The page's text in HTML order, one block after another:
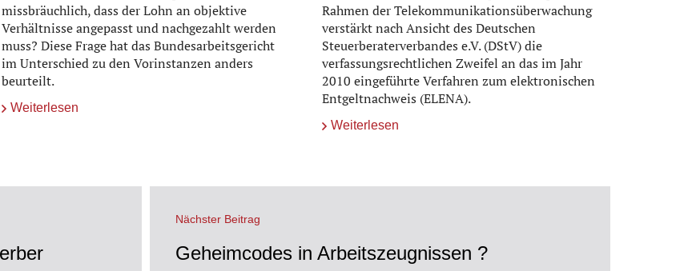
missbräuchlich, dass der Lohn an objektive
Verhältnisse angepasst und nachgezahlt werden
muss? Diese Frage hat das Bundesarbeitsgericht
im Unterschied zu den Vorinstanzen anders
beurteilt.
Weiterlesen
Rahmen der Telekommunikationsüberwachung
verstärkt nach Ansicht des Deutschen
Steuerberaterverbandes e.V. (DStV) die
verfassungsrechtlichen Zweifel an das im Jahr
2010 eingeführte Verfahren zum elektronischen
Entgeltnachweis (ELENA).
Weiterlesen
Nächster Beitrag
Geheimcodes in Arbeitszeugnissen ?